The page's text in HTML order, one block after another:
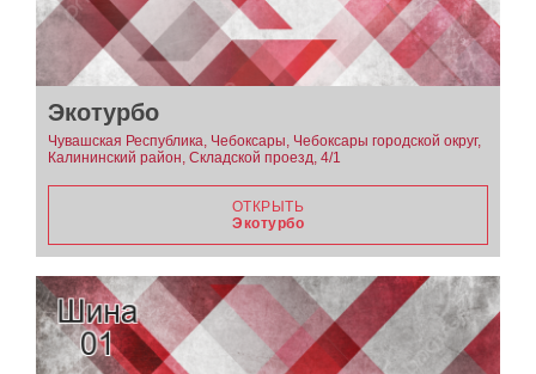
Экотурбо
Чувашская Республика, Чебоксары, Чебоксары городской округ,
Калининский район, Складской проезд, 4/1
ОТКРЫТЬ
Экотурбо